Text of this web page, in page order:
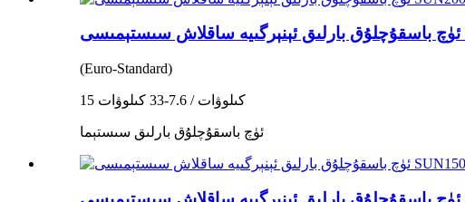
(Euro-Standard)
15 كىلوۋات / 7.6-33 كىلوۋات
ئۈچ باسقۇچلۇق بارلىق سىستېما